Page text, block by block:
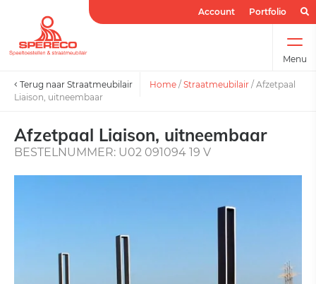
Account Portfolio
Menu
Terug naar Straatmeubilair Home / Straatmeubilair / Afzetpaal
Liaison, uitneembaar
Afzetpaal Liaison, uitneembaar
BESTELNUMMER: U02 091094 19 V